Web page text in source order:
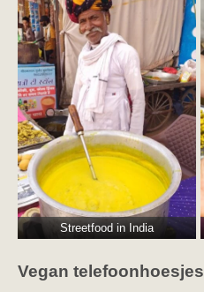
Streetfood in India
Vegan telefoonhoesjes